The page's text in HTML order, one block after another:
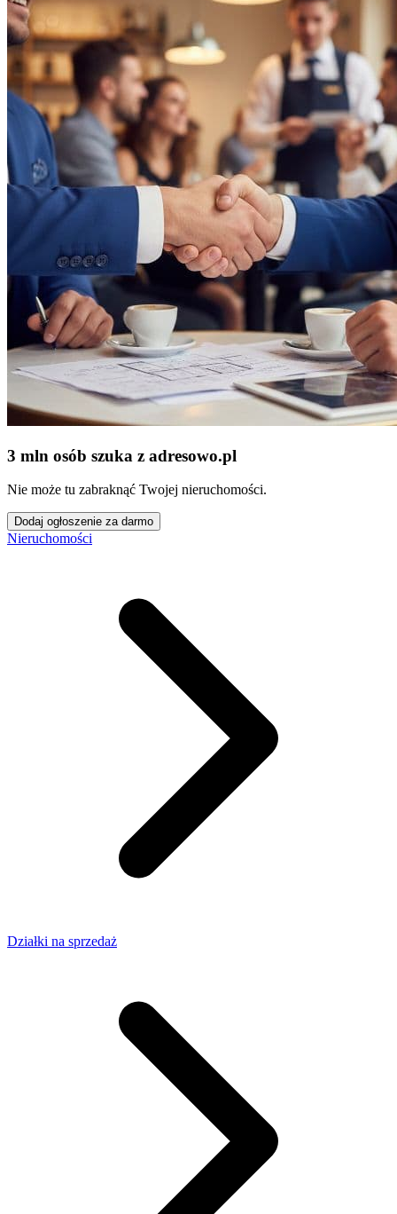
3 mln osób szuka z adresowo.pl
Nie może tu zabraknąć Twojej nieruchomości.
Dodaj ogłoszenie za darmo
Nieruchomości
Działki na sprzedaż